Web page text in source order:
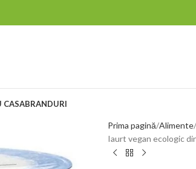
CASABRANDURI
Prima pagină Alimente
Iaurt vegan ecologic